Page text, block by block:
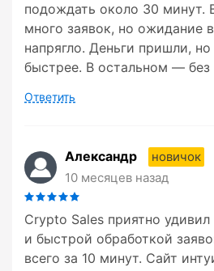
подождать около 30 минут.
много заявок, но ожидание
напрягло. Деньги пришли,
быстрее. В остальном — без
Ответить
Александр
новичок
10 месяцев назад
Crypto Sales приятно
и быстрой обработкой
всего за 10 минут. Сайт